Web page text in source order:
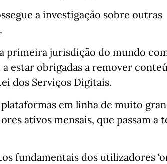
a investigação sobre outras
primeira jurisdição do mundo
estar obrigadas a remover
dos Serviços Digitais.
em linha de muito
ativos mensais, que passam a
fundamentais dos utilizadores